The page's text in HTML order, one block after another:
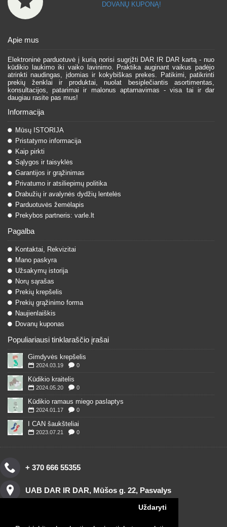
Uždaryti
DOVANŲ KUPONĄ!
Apie mus
Elektroninė parduotuvė į kurią norisi sugrįžti DAR IR DAR kartą - nuo
kūdikio laukimo iki vaiko lavinimo. Praktika auginant vaikus padėjo
atrinkti naudingas, įdomias ir kokybiškas prekes. Patikimi, patikrinti
prekių ženklai ir produktai, nuolat besiplečiantis asortimentas,
konsultacijos, patarimai ir malonus aptarnavimas - visa tai ir dar
daugiau rasite pas mus!
Informacija
Mūsų ISTORIJA
Pristatymo informacija
Kaip pirkti
Sąlygos ir taisyklės
Garantijos ir grąžinimas
Privatumo ir atsiliepimų politika
Drabužių ir avalynės dydžių lentelės
Parduotuvės žemėlapis
Prekybos partneris: varle.lt
Pagalba
Kontaktai, Rekvizitai
Mano paskyra
Užsakymų istorija
Norų sąrašas
Prekių krepšelis
Prekių grąžinimo forma
Naujienlaiškis
Dovanų kuponas
Populiariausi tinklaraščio įrašai
Gimdyvės krepšelis
2024.03.19 0
Kūdikio kraitelis
2024.05.20 0
Kūdikio ramaus miego paslaptys
2024.01.17 0
I CAN šaukšteliai
2023.07.21 0
+ 370 666 55355
UAB DAR IR DAR, Mūšos g. 22, Pasvalys